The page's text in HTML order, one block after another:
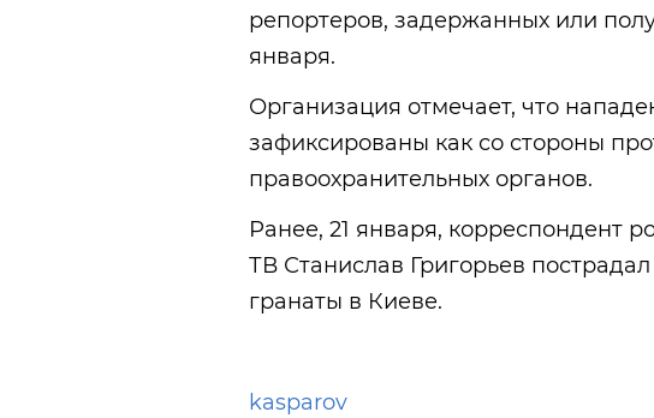
репортеров, задержанных или
января.
Организация отмечает, что
зафиксированы как со стороны
правоохранительных органов.
Ранее, 21 января, корреспондент
ТВ Станислав Григорьев
гранаты в Киеве.
kasparov